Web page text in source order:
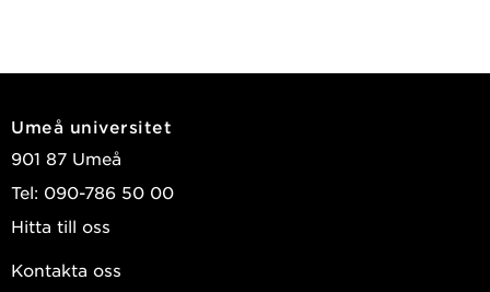
Umeå universitet
901 87 Umeå
Tel: 090-786 50 00
Hitta till oss
Kontakta oss